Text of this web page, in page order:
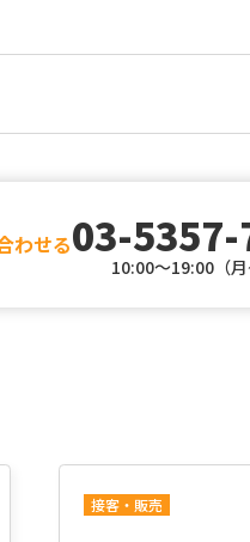
わせる03-5357-
10:00～19:00（月
接客・販売